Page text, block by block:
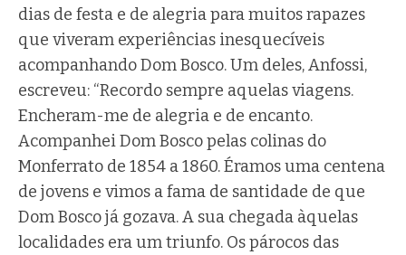
dias de festa e de alegria para muitos rapazes
que viveram experiências inesquecíveis
acompanhando Dom Bosco. Um deles, Anfossi,
escreveu: “Recordo sempre aquelas viagens.
Encheram-me de alegria e de encanto.
Acompanhei Dom Bosco pelas colinas do
Monferrato de 1854 a 1860. Éramos uma centena
de jovens e vimos a fama de santidade de que
Dom Bosco já gozava. A sua chegada àquelas
localidades era um triunfo. Os párocos das